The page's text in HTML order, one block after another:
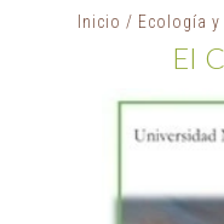
Inicio / Ecología
El